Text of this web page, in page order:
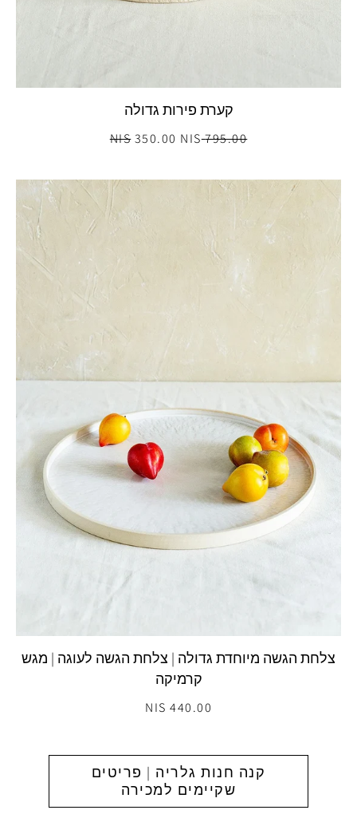
795.00 NIS
350.00 NIS
קערת פירות גדולה
440.00 NIS
צלחת הגשה מיוחדת גדולה | צלחת הגשה לעוגה | מגש
קרמיקה
קנה חנות גלריה | פריטים
שקיימים למכירה